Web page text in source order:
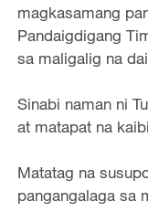
magkasamang
Pandaigdigang
sa maligalig na
Sinabi naman ni
at matapat na
Matatag na
pangangalaga sa